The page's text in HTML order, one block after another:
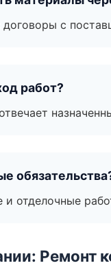
с
работ?
и отделочные
Ремонт